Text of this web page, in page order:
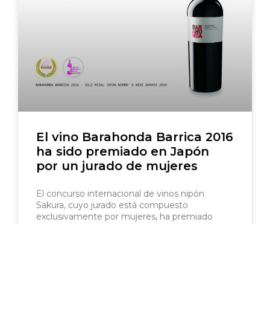
El vino Barahonda Barrica 2016
ha sido premiado en Japón
por un jurado de mujeres
El concurso internacional de vinos nipón
Sakura, cuyo jurado está compuesto
exclusivamente por mujeres, ha premiado